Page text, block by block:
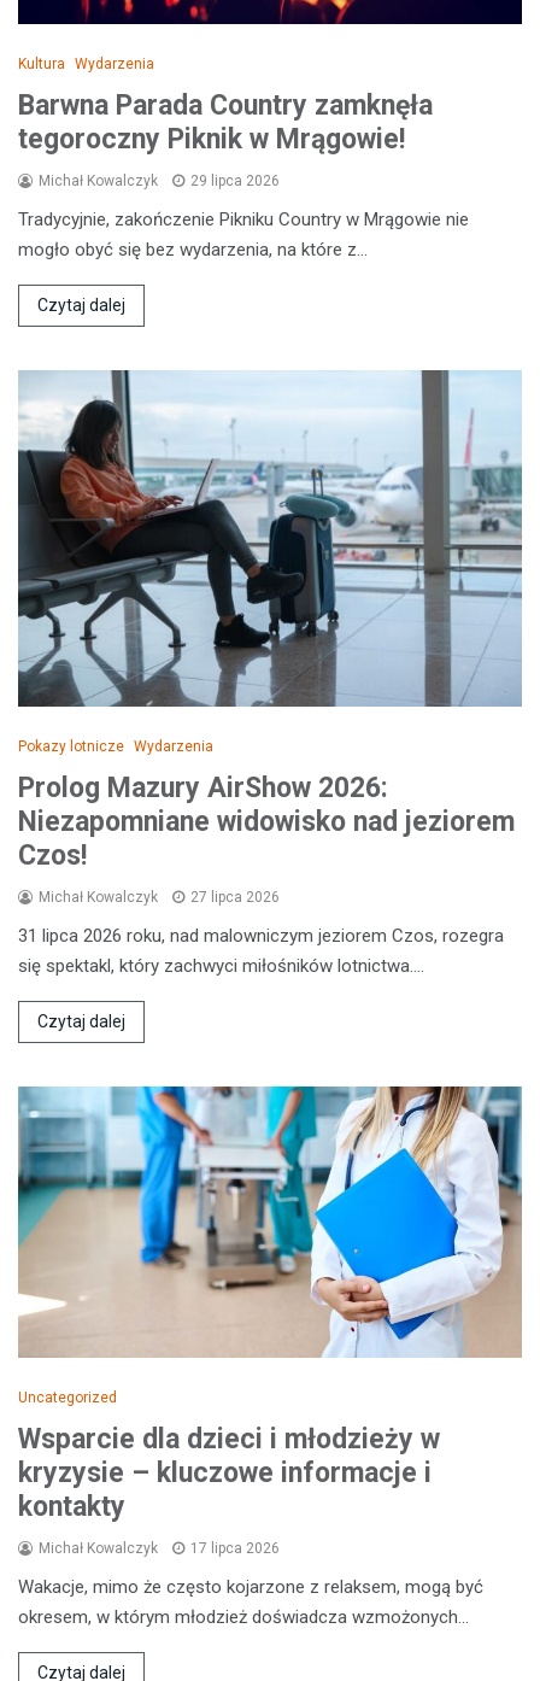
Kultura Wydarzenia
Barwna Parada Country zamknęła
tegoroczny Piknik w Mrągowie!
Michał Kowalczyk 29 lipca 2026
Tradycyjnie, zakończenie Pikniku Country w Mrągowie nie
mogło obyć się bez wydarzenia, na które z…
Czytaj dalej
Pokazy lotnicze Wydarzenia
Prolog Mazury AirShow 2026:
Niezapomniane widowisko nad jeziorem
Czos!
Michał Kowalczyk 27 lipca 2026
31 lipca 2026 roku, nad malowniczym jeziorem Czos, rozegra
się spektakl, który zachwyci miłośników lotnictwa.…
Czytaj dalej
Uncategorized
Wsparcie dla dzieci i młodzieży w
kryzysie – kluczowe informacje i
kontakty
Michał Kowalczyk 17 lipca 2026
Wakacje, mimo że często kojarzone z relaksem, mogą być
okresem, w którym młodzież doświadcza wzmożonych…
Czytaj dalej